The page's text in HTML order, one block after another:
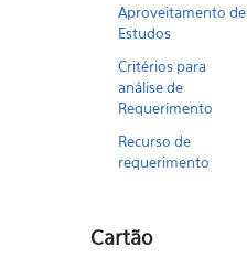
Aproveitamento de
Estudos
Critérios para
análise de
Requerimento
Recurso de
requerimento
Cartão